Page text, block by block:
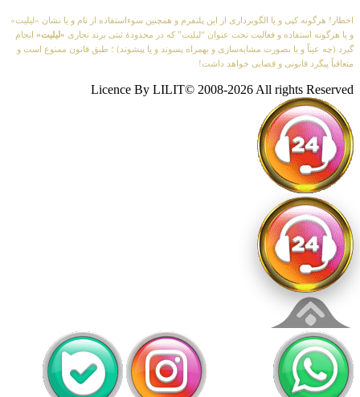
کپی و یا الگوبرداری از این پلتفرم و همچنین سوءاستفاده از نام و یا نشان «لیلیت»
استفاده و فعالیت تحت عنوان “لیلیت” که در محدودهٔ ثبتی برند تجاری«لیلیت»انجام
و یا بصورت مشابه‌سازی و بهمراه پسوند و یا پیشوند) ؛ طبق قانون ممنوع است و
قانونی و قضایی خواهد داشت!
Licence By LILIT© 2008-2026 All rights